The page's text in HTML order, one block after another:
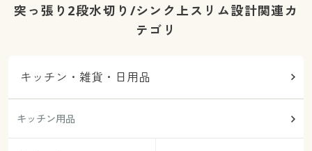
突っ張り2段水切り/シンク上スリム設計関連カ
テゴリ
キッチン・雑貨・日用品
キッチン用品